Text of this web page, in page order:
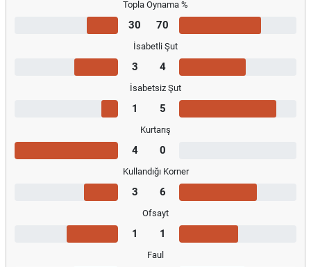
Topla Oynama %
30 70
İsabetli Şut
3 4
İsabetsiz Şut
1 5
Kurtarış
4 0
Kullandığı Korner
3 6
Ofsayt
1 1
Faul